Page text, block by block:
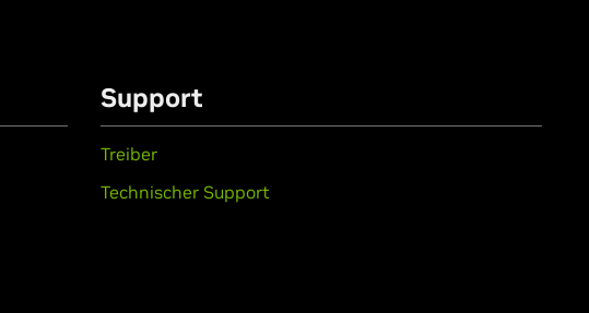
Support
Treiber
Technischer Support